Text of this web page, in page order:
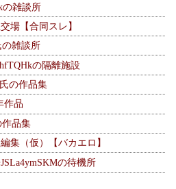
雑談所
場【合同スレ】
雑談所
の隔離施設
の作品集
作品
品集
集（仮）【バカエロ】
の待機所